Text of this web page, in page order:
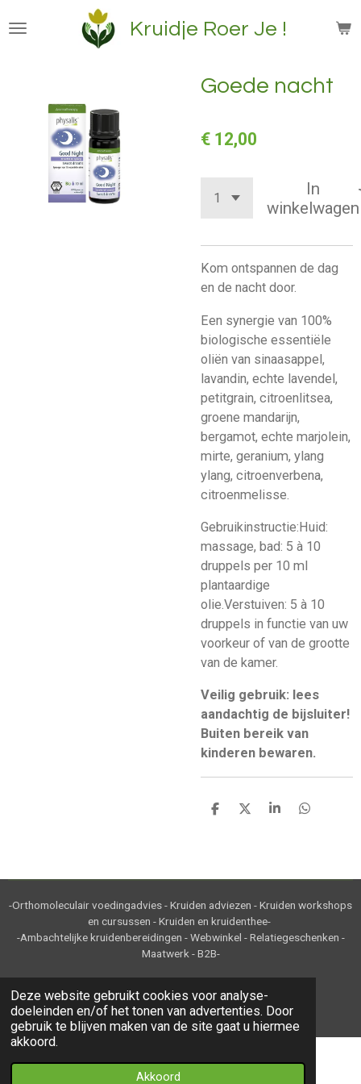
Deze website gebruikt cookies voor analyse-
doeleinden en/of het tonen van advertenties. Door
gebruik te blijven maken van de site gaat u hiermee
akkoord.
Akkoord
direct
Kruidje Roer Je !
Goede nacht
€ 12,00
In
winkelwagen
Kom ontspannen de dag
en de nacht door.
Een synergie van 100%
biologische essentiële
oliën van sinaasappel,
lavandin, echte lavendel,
petitgrain, citroenlitsea,
groene mandarijn,
bergamot, echte marjolein,
mirte, geranium, ylang
ylang, citroenverbena,
citroenmelisse.
Gebruikinstructie:Huid:
massage, bad: 5 à 10
druppels per 10 ml
plantaardige
olie.Verstuiven: 5 à 10
druppels in functie van uw
voorkeur of van de grootte
van de kamer.
Veilig gebruik: lees
aandachtig de bijsluiter!
Buiten bereik van
kinderen bewaren.
D
D
S
D
-Orthomoleculair voedingadvies - Kruiden adviezen - Kruiden workshops
en cursussen - Kruiden en kruidenthee-
-Ambachtelijke kruidenbereidingen - Webwinkel - Relatiegeschenken -
Maatwerk - B2B-
© 2020 - 2022 Kruidje Roer Je KvK 85800309
Powered byJouwWeb